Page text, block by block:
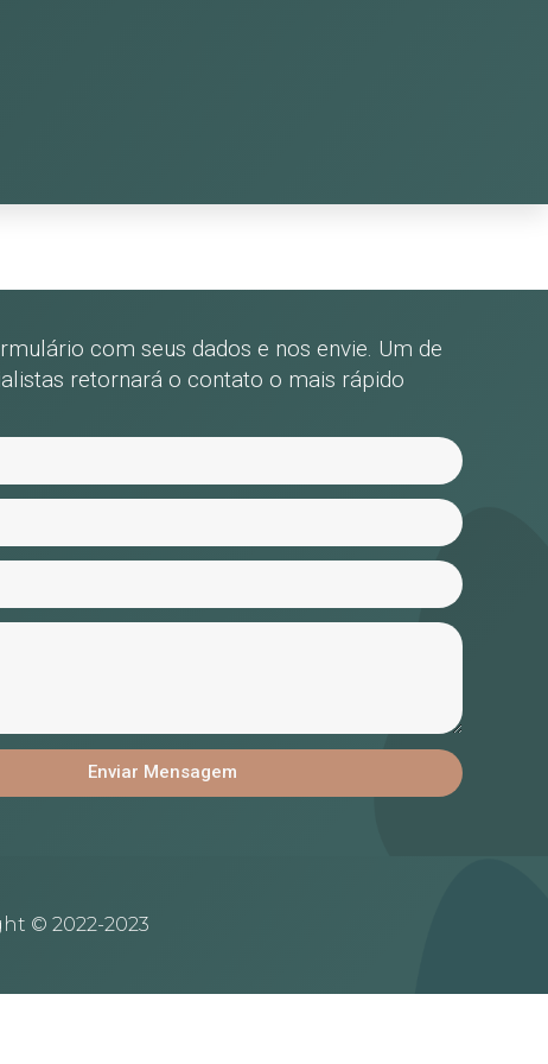
com seus dados e nos envie. Um de
retornará o contato o mais rápido
Enviar Mensagem
© 2022-2023